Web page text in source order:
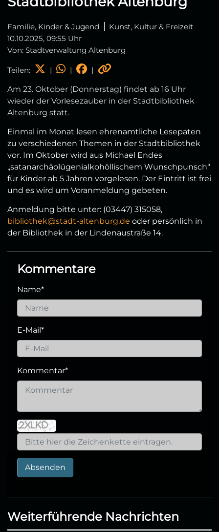
Familie, Kinder & Jugend
Kunst, Kultur & Freizeit
10.10.2025, 09:55 Uhr
Von: Stadtverwaltung Altenburg
Teilen: | | |
Am 23. Oktober (Donnerstag) findet ab 16 Uhr
wieder der Vorlesezauber in der Stadtbibliothek
Altenburg statt.
Einmal im Monat lesen ehrenamtliche Lesepaten
zu verschiedenen Themen in der Stadtbibliothek
vor. Im Oktober wird aus Michael Endes
„satanarchäolügenialkohöllischem Wunschpunsch“
für Kinder ab 5 Jahren vorgelesen. Der Eintritt ist frei
und es wird um Voranmeldung gebeten.
Anmeldung bitte unter: (03447) 315058,
bibliothek@stadt-altenburg.de oder persönlich in
der Bibliothek in der Lindenaustraße 14.
Kommentare
Name*
E-Mail *
Kommentar*
Absenden
Weiterführende Nachrichten